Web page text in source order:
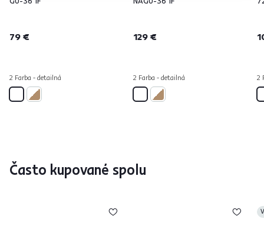
79 €
2 Farba - detailná
129 €
2 Farba - detailná 2
Často kupované spolu